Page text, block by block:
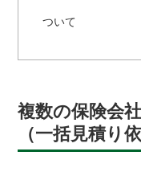
ついて
複数の保険会
（一括見積り